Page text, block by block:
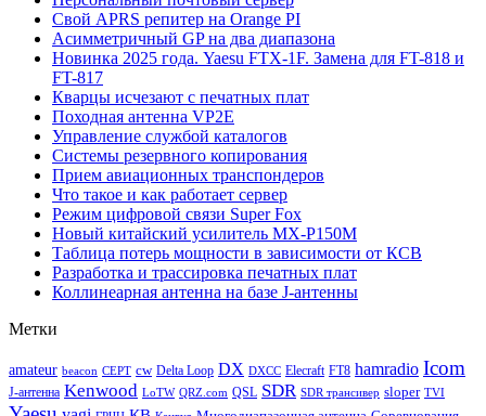
Свой APRS репитер на Orange PI
Асимметричный GP на два диапазона
Новинка 2025 года. Yaesu FTX-1F. Замена для FT-818 и
FT-817
Кварцы исчезают с печатных плат
Походная антенна VP2E
Управление службой каталогов
Системы резервного копирования
Прием авиационных транспондеров
Что такое и как работает сервер
Режим цифровой связи Super Fox
Новый китайский усилитель MX-P150M
Таблица потерь мощности в зависимости от КСВ
Разработка и трассировка печатных плат
Коллинеарная антенна на базе J-антенны
Метки
amateur beacon CEPT cw Delta Loop DX DXCC Elecraft FT8 hamradio Icom
J-антенна Kenwood LoTW QRZ.com QSL SDR SDR трансивер sloper TVI